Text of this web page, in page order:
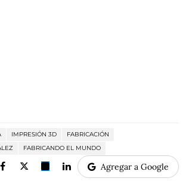
IMPRESIÓN 3D
FABRICACIÓN
FABRICANDO EL MUNDO
Agregar a Google